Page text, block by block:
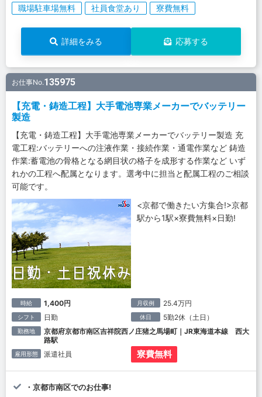
職場駐車場無料
社員食堂あり 寮費無料
詳細をみる 応募する
お仕事No.135975
【充電・鋳造工程】大手電池専業メーカーでバッテリー
製造
【充電・鋳造工程】大手電池専業メーカーでバッテリー製造 充
電工程:バッテリーへの注液作業・接続作業・通電作業など 鋳造
作業:蓄電池の骨格となる網目状の格子を成形する作業など いず
れかの工程へ配属となります。選考中に担当と配属工程のご相談
可能です。
<京都で働きたい方集合!>京都
駅から1駅×寮費無料×日勤!
時給 1,400円 月収例 25.4万円
シフト 日勤 休日 5勤2休（土日）
勤務地
京都府京都市南区吉祥院西ノ庄猪之馬場町｜JR東海道本線 西大
路駅
雇用形態 派遣社員 寮費無料
・京都市南区でのお仕事!